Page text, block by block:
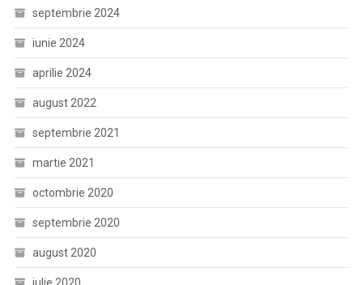
septembrie 2024
iunie 2024
aprilie 2024
august 2022
septembrie 2021
martie 2021
octombrie 2020
septembrie 2020
august 2020